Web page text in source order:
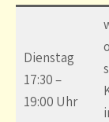
Dienstag
17:30 –
19:00 Uhr
s